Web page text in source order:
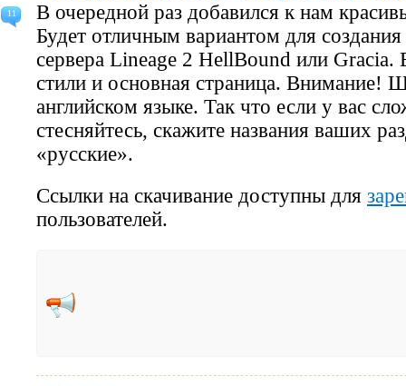
11
В очередной раз добавился к нам
Будет отличным вариантом для создания
сервера Lineage 2 HellBound или Gracia.
стили и основная страница. Внимание!
английском языке. Так что если у вас
стесняйтесь, скажите названия ваших
«русские».
Ссылки на скачивание доступны для
пользователей.